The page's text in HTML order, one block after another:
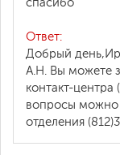
спасибо
Ответ:
Добрый
А.Н. Вы можете
контакт-
вопросы можно
отделения